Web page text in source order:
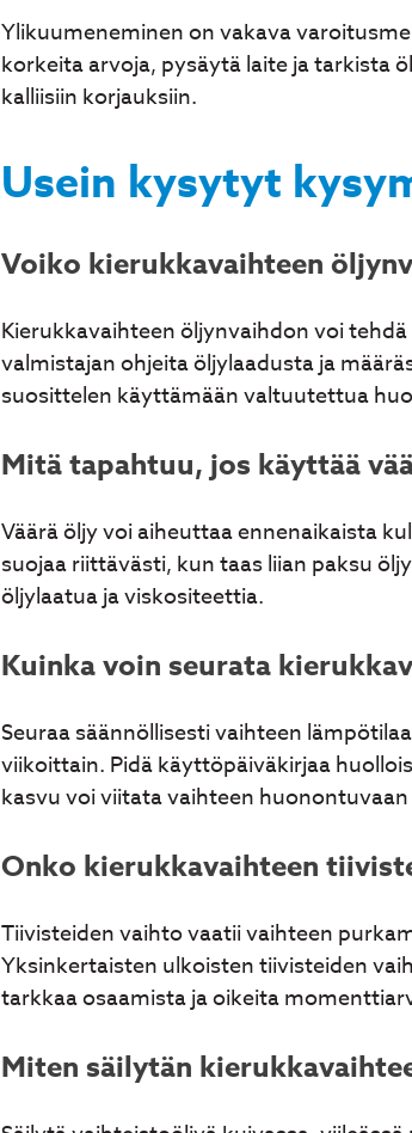
Ylikuumeneminen on vakava
korkeita arvoja, pysäytä laite ja tarkista
kalliisiin korjauksiin.
Usein kysytyt
Voiko kierukkavaihteen
Kierukkavaihteen öljynvaihdon voi
valmistajan ohjeita öljylaadusta ja
suosittelen käyttämään valtuutettua
Mitä tapahtuu, jos käyttää
Väärä öljy voi aiheuttaa ennenaikaista
suojaa riittävästi, kun taas liian paksu
öljylaatua ja viskositeettia.
Kuinka voin seurata
Seuraa säännöllisesti vaihteen
viikoittain. Pidä käyttöpäiväkirjaa
kasvu voi viitata vaihteen
Onko kierukkavaihteen
Tiivisteiden vaihto vaatii vaihteen
Yksinkertaisten ulkoisten tiivisteiden
tarkkaa osaamista ja oikeita
Miten säilytän